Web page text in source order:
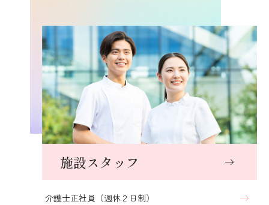
施設スタッフ
介護士正社員（週休２日制）